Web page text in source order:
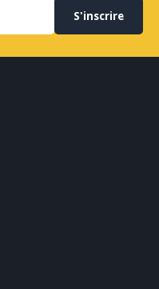
S'inscrire